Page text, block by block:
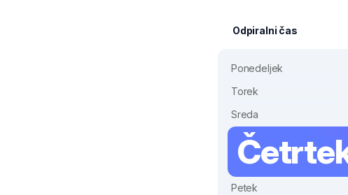
Odpiralni čas
Ponedeljek
Torek
Sreda
Petek